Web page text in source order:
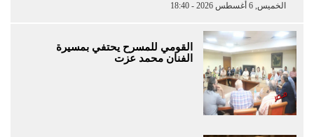
الخميس, 6 أغسطس 2026 - 18:40
القومي للمسرح يحتفي بمسيرة
الفنان محمد عزت